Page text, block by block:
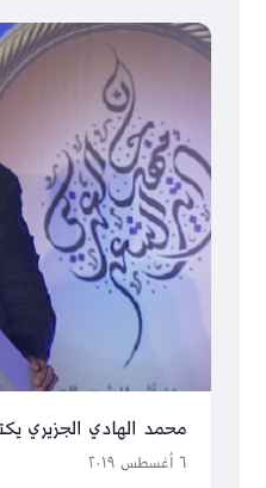
محمد الهادي الجزيري
٦ أغسطس ٢٠١٩